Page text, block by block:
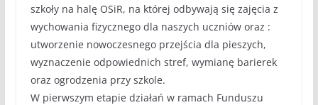
szkoły na halę OSiR, na której odbywają się zajęcia z
wychowania fizycznego dla naszych uczniów oraz :
utworzenie nowoczesnego przejścia dla pieszych,
wyznaczenie odpowiednich stref, wymianę barierek
oraz ogrodzenia przy szkole.
W pierwszym etapie działań w ramach Funduszu